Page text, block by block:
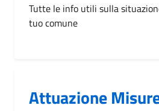
Tutte le info utili sulla
tuo comune
Attuazione